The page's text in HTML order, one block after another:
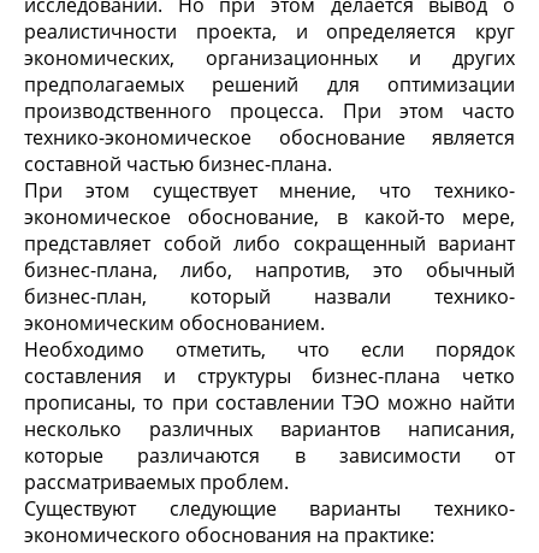
реалистичности проекта, и определяется круг
экономических, организационных и других
предполагаемых решений для оптимизации
производственного процесса. При этом часто
технико-экономическое обоснование является
составной частью бизнес-плана.
При этом существует мнение, что технико-
экономическое обоснование, в какой-то мере,
представляет собой либо сокращенный вариант
бизнес-плана, либо, напротив, это обычный
бизнес-план, который назвали технико-
экономическим обоснованием.
Необходимо отметить, что если порядок
составления и структуры бизнес-плана четко
прописаны, то при составлении ТЭО можно найти
несколько различных вариантов написания,
которые различаются в зависимости от
рассматриваемых проблем.
Существуют следующие варианты технико-
экономического обоснования на практике: